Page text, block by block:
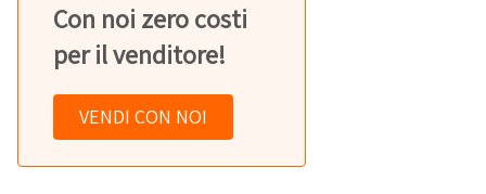
Con noi zero costi
per il venditore!
VENDI CON NOI